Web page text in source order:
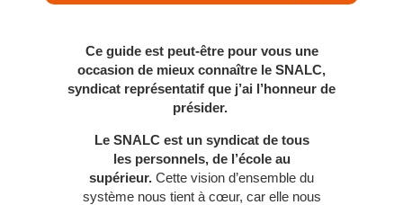
Ce guide est peut-être pour vous une
occasion de mieux connaître le SNALC,
syndicat représentatif que j’ai l’honneur de
présider.
Le SNALC est un syndicat de tous
les personnels, de l’école au
supérieur. Cette vision d’ensemble du
système nous tient à cœur, car elle nous